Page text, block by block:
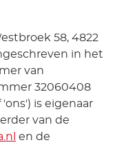
58, 4822
in het
van
32060408
'ons') is eigenaar
van de
en de